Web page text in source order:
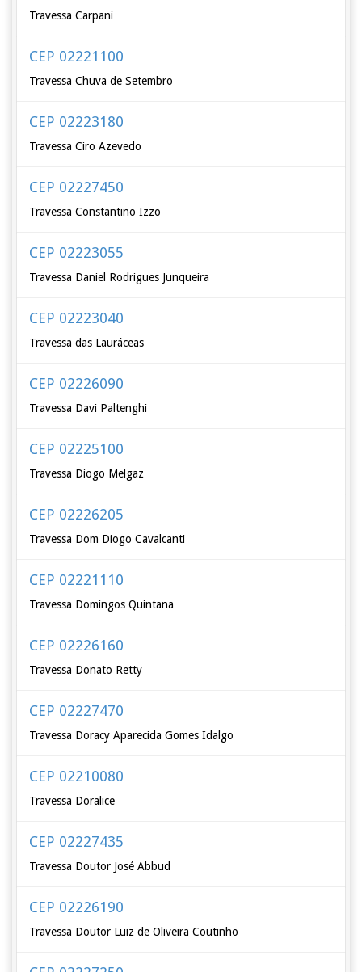
Travessa Carpani
CEP 02221100
Travessa Chuva de Setembro
CEP 02223180
Travessa Ciro Azevedo
CEP 02227450
Travessa Constantino Izzo
CEP 02223055
Travessa Daniel Rodrigues Junqueira
CEP 02223040
Travessa das Lauráceas
CEP 02226090
Travessa Davi Paltenghi
CEP 02225100
Travessa Diogo Melgaz
CEP 02226205
Travessa Dom Diogo Cavalcanti
CEP 02221110
Travessa Domingos Quintana
CEP 02226160
Travessa Donato Retty
CEP 02227470
Travessa Doracy Aparecida Gomes Idalgo
CEP 02210080
Travessa Doralice
CEP 02227435
Travessa Doutor José Abbud
CEP 02226190
Travessa Doutor Luiz de Oliveira Coutinho